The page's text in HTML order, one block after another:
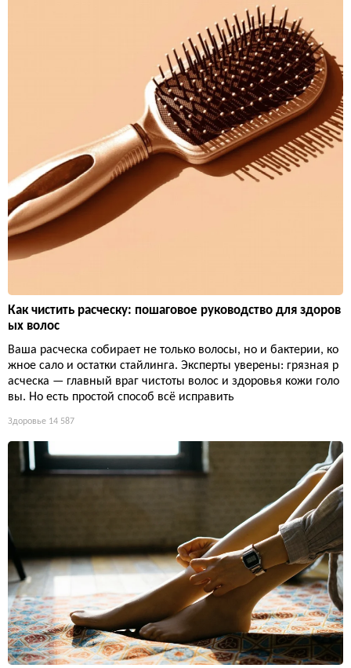
Как чистить расческу: пошаговое руководство для здоров
ых волос
Ваша расческа собирает не только волосы, но и бактерии, ко
жное сало и остатки стайлинга. Эксперты уверены: грязная р
асческа — главный враг чистоты волос и здоровья кожи голо
вы. Но есть простой способ всё исправить
Здоровье 14 587